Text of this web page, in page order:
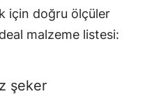
için doğru ölçüler
malzeme listesi:
şeker